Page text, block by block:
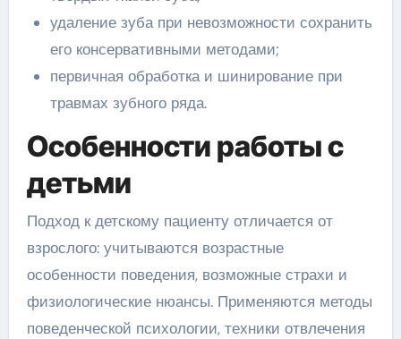
удаление зуба при невозможности сохранить
его консервативными методами;
первичная обработка и шинирование при
травмах зубного ряда.
Особенности работы с
детьми
Подход к детскому пациенту отличается от
взрослого: учитываются возрастные
особенности поведения, возможные страхи и
физиологические нюансы. Применяются методы
поведенческой психологии, техники отвлечения